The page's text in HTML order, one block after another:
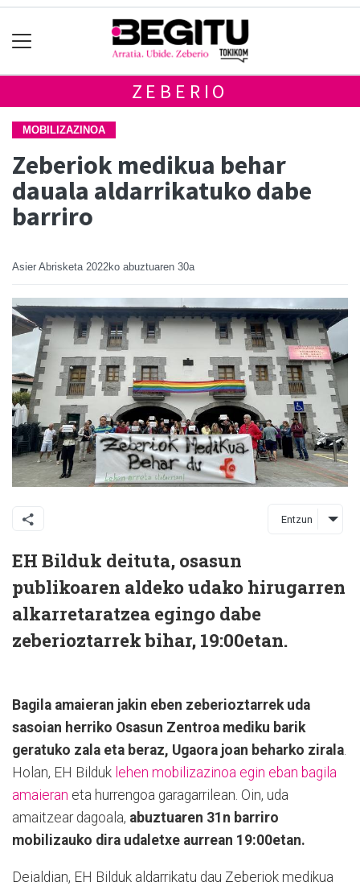
ZEBERIO
MOBILIZAZINOA
Zeberiok medikua behar
dauala aldarrikatuko dabe
barriro
Asier Abrisketa 2022ko abuztuaren 30a
Entzun
EH Bilduk deituta, osasun
publikoaren aldeko udako hirugarren
alkarretaratzea egingo dabe
zeberioztarrek bihar, 19:00etan.
Bagila amaieran jakin eben zeberioztarrek uda
sasoian herriko Osasun Zentroa mediku barik
geratuko zala eta beraz, Ugaora joan beharko zirala
Holan, EH Bilduk lehen mobilizazinoa egin eban bagila
amaieran eta hurrengoa garagarrilean. Oin, uda
amaitzear dagoala, abuztuaren 31n barriro
mobilizauko dira udaletxe aurrean 19:00etan.
Deialdian, EH Bilduk aldarrikatu dau Zeberiok medikua